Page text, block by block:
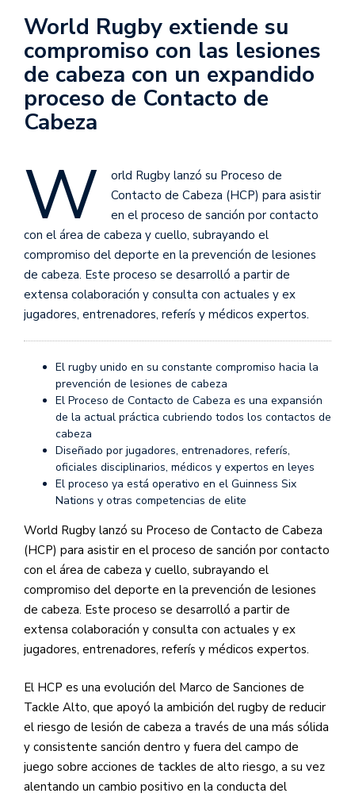
World Rugby extiende su
compromiso con las lesiones
de cabeza con un expandido
proceso de Contacto de
Cabeza
W
orld Rugby lanzó su Proceso de
Contacto de Cabeza (HCP) para asistir
en el proceso de sanción por contacto
con el área de cabeza y cuello, subrayando el
compromiso del deporte en la prevención de lesiones
de cabeza. Este proceso se desarrolló a partir de
extensa colaboración y consulta con actuales y ex
jugadores, entrenadores, referís y médicos expertos.
El rugby unido en su constante compromiso hacia la
prevención de lesiones de cabeza
El Proceso de Contacto de Cabeza es una expansión
de la actual práctica cubriendo todos los contactos de
cabeza
Diseñado por jugadores, entrenadores, referís,
oficiales disciplinarios, médicos y expertos en leyes
El proceso ya está operativo en el Guinness Six
Nations y otras competencias de elite
World Rugby lanzó su Proceso de Contacto de Cabeza
(HCP) para asistir en el proceso de sanción por contacto
con el área de cabeza y cuello, subrayando el
compromiso del deporte en la prevención de lesiones
de cabeza. Este proceso se desarrolló a partir de
extensa colaboración y consulta con actuales y ex
jugadores, entrenadores, referís y médicos expertos.
El HCP es una evolución del Marco de Sanciones de
Tackle Alto, que apoyó la ambición del rugby de reducir
el riesgo de lesión de cabeza a través de una más sólida
y consistente sanción dentro y fuera del campo de
juego sobre acciones de tackles de alto riesgo, a su vez
alentando un cambio positivo en la conducta del